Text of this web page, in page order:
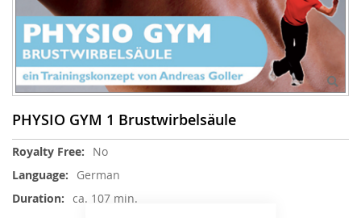
PHYSIO GYM 1 Brustwirbelsäule
More
Information
No
German
ca. 107 min.